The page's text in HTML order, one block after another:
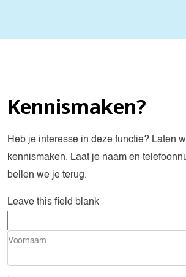
Kennismaken?
Heb je interesse in deze functie? Laten
kennismaken. Laat je naam en
bellen we je terug.
Leave this field blank
Voornaam